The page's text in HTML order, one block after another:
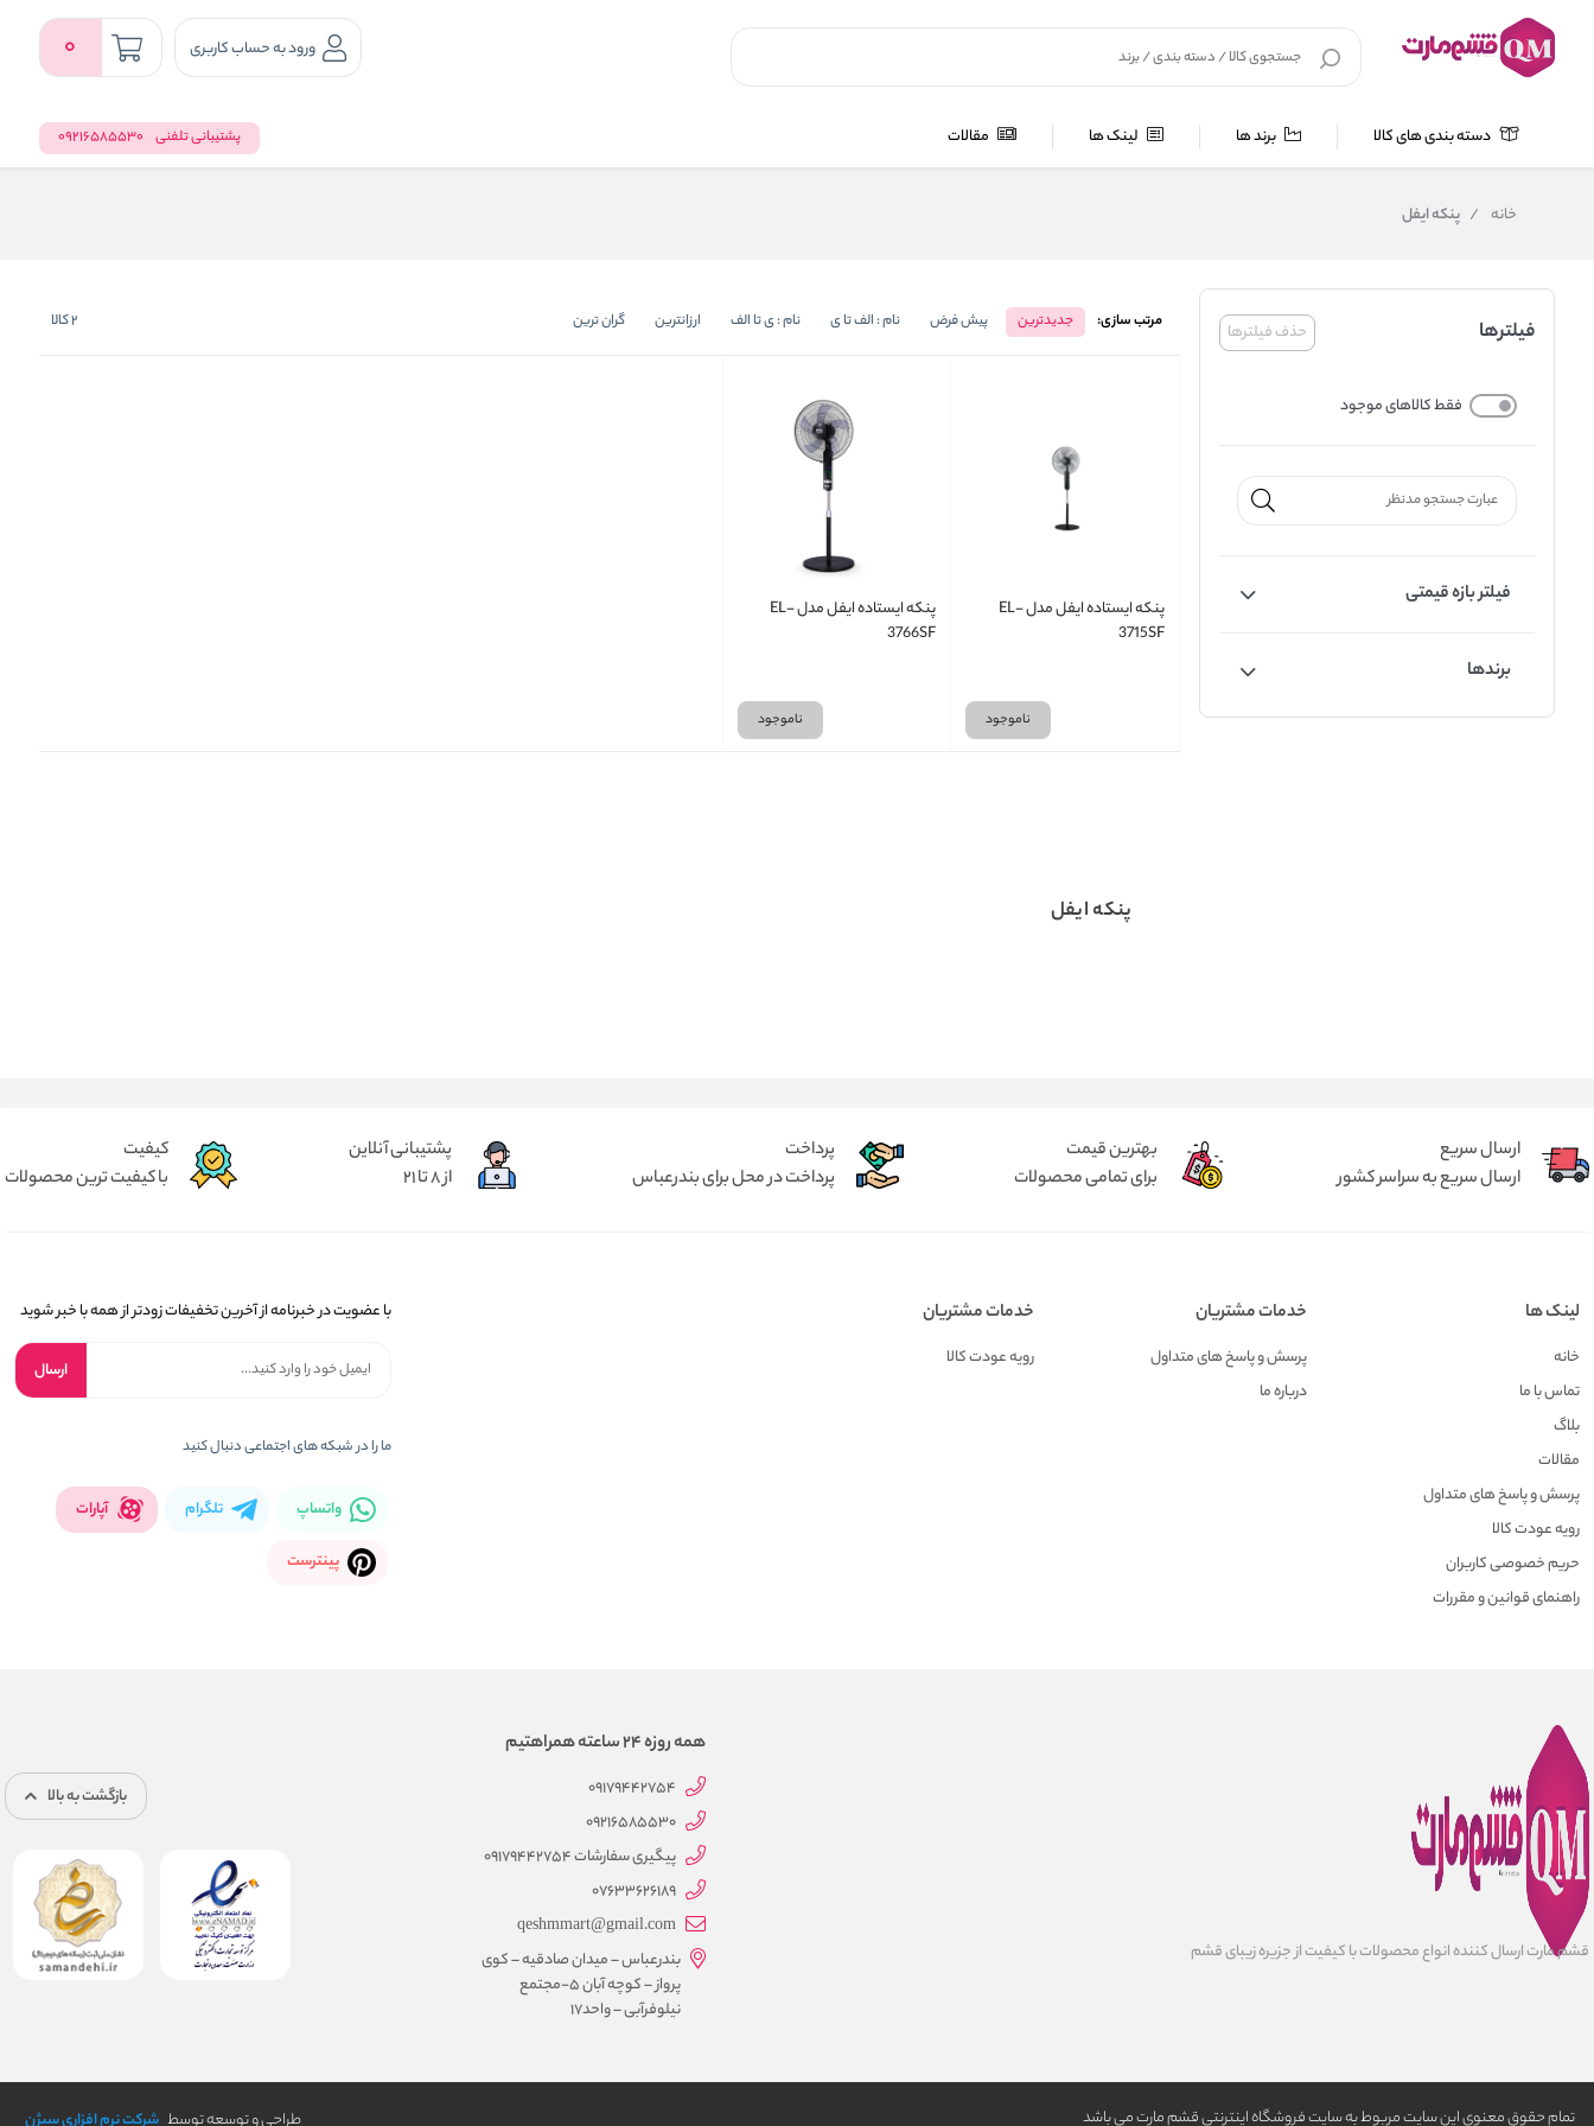
ورود به حساب کاربری 0
دسته بندی های کالا برند ها لینک ها مقالات پشتیبانی تلفنی 09216585530
خانه / پنکه ایفل
حذف فیلترها فیلترها
فقط کالاهای موجود
فیلتر بازه قیمتی
برندها
مرتب سازی: جدیدترین پیش فرض نام : الف تا ی نام : ی تا الف ارزانترین گران ترین 2کالا
پنکه ایستاده ایفل مدل EL-
3715SF
ناموجود
پنکه ایستاده ایفل مدل EL-
3766SF
ناموجود
پنکه ایفل
ارسال سریع
ارسال سریع به سراسر کشور
بهترین قیمت
برای تمامی محصولات
پرداخت
پرداخت در محل برای بندرعباس
پشتیبانی آنلاین
از 8 تا 21
کیفیت
با کیفیت ترین محصولات
لینک ها
خانه
تماس با ما
بلاگ
مقالات
پرسش و پاسخ های متداول
رویه عودت کالا
حریم خصوصی کاربران
راهنمای قوانین و مقررات
خدمات مشتریان
پرسش و پاسخ های متداول
درباره ما
خدمات مشتریان
رویه عودت کالا
با عضویت در خبرنامه از آخرین تخفیفات زودتر از همه با خبر شوید
ارسال
ما را در شبکه های اجتماعی دنبال کنید
واتساپ تلگرام آپارات
پینترست
قشم مارت ارسال کننده انواع محصولات با کیفیت از جزیره زیبای قشم
همه روزه 24 ساعته همراهتیم
09179442754
09216585530
پیگیری سفارشات 09179442754
07633626189
qeshmmart@gmail.com
بندرعباس – میدان صادقیه – کوی
پرواز – کوچه آبان 5-مجتمع
نیلوفرآبی – واحد17
بازگشت به بالا
تمام حقوق معنوی این سایت مربوط به سایت فروشگاه اینترنتی قشم مارت می باشد